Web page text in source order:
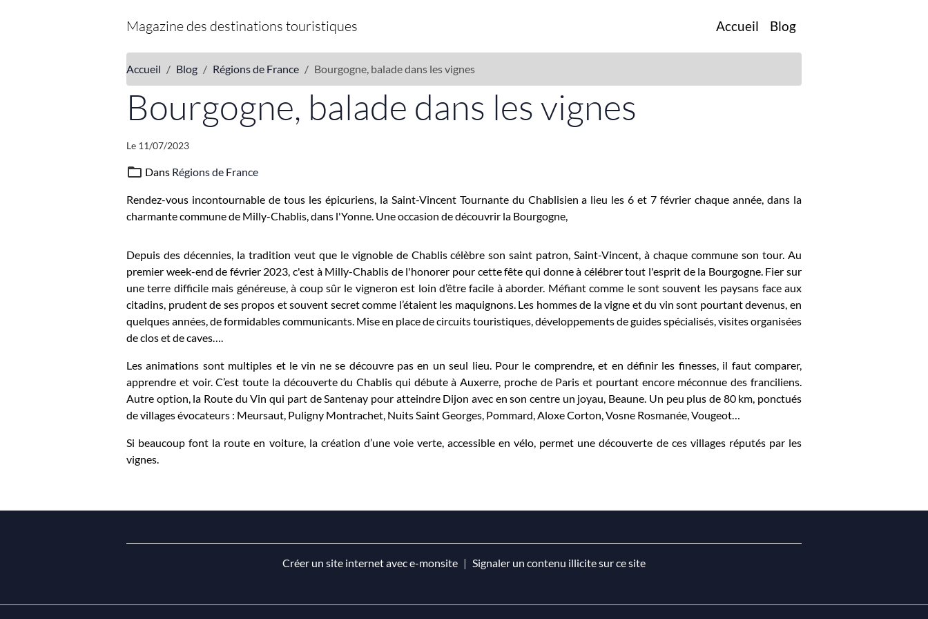
Magazine des destinations touristiques Accueil Blog
Accueil Blog Régions de France Bourgogne, balade dans les vignes
Bourgogne, balade dans les vignes
Le 11/07/2023
Dans Régions de France
Rendez-vous incontournable de tous les épicuriens, la Saint-Vincent Tournante du Chablisien a lieu les 6 et 7 février chaque année, dans la
charmante commune de Milly-Chablis, dans l'Yonne. Une occasion de découvrir la Bourgogne,
Depuis des décennies, la tradition veut que le vignoble de Chablis célèbre son saint patron, Saint-Vincent, à chaque commune son tour. Au
premier week-end de février 2023, c'est à Milly-Chablis de l'honorer pour cette fête qui donne à célébrer tout l'esprit de la Bourgogne. Fier sur
une terre difficile mais généreuse, à coup sûr le vigneron est loin d’être facile à aborder. Méfiant comme le sont souvent les paysans face aux
citadins, prudent de ses propos et souvent secret comme l’étaient les maquignons. Les hommes de la vigne et du vin sont pourtant devenus, en
quelques années, de formidables communicants. Mise en place de circuits touristiques, développements de guides spécialisés, visites organisées
de clos et de caves….
Les animations sont multiples et le vin ne se découvre pas en un seul lieu. Pour le comprendre, et en définir les finesses, il faut comparer,
apprendre et voir. C’est toute la découverte du Chablis qui débute à Auxerre, proche de Paris et pourtant encore méconnue des franciliens.
Autre option, la Route du Vin qui part de Santenay pour atteindre Dijon avec en son centre un joyau, Beaune. Un peu plus de 80 km, ponctués
de villages évocateurs : Meursaut, Puligny Montrachet, Nuits Saint Georges, Pommard, Aloxe Corton, Vosne Rosmanée, Vougeot…
Si beaucoup font la route en voiture, la création d’une voie verte, accessible en vélo, permet une découverte de ces villages réputés par les
vignes.
Créer un site internet avec e-monsite Signaler un contenu illicite sur ce site